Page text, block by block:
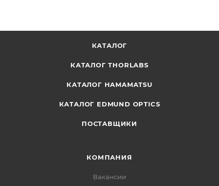
КАТАЛОГ
КАТАЛОГ THORLABS
КАТАЛОГ HAMAMATSU
КАТАЛОГ EDMUND OPTICS
ПОСТАВЩИКИ
КОМПАНИЯ
Вакансии